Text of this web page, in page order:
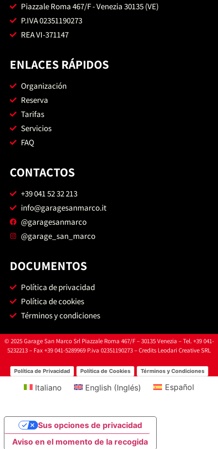
Piazzale Roma 467/F - Venezia 30135 (VE)
P.IVA 02351190273
REA VI-371147
ENLACES RÁPIDOS
Organización
Reserva
Tarifas
Servicios
FAQ
CONTACTOS
+39 041 52 32 213
info@garagesanmarco.it
@garagesanmarco
@garage_san_marco
DOCUMENTOS
Política de privacidad
Política de cookies
Términos y condiciones
© 2025 Garage San Marco Srl Piazzale Roma 467/F – 30135 Venezia – Tel. +39 041-
5232213 – Fax +39 041-5289969 P.iva 02351190273 – Credits Leodari Creative SRL
Política de Privacidad Política de Cookies Términos y Condiciones
Italiano English(Inglés) Español
Aviso en el momento de la recogida
Sus opciones de privacidad